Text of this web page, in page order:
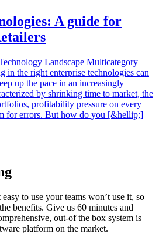
A guide for
Landscape Multicategory
in the right enterprise technologies can
up the pace in an increasingly
by shrinking time to market, the
profitability pressure on every
for errors. But how do you [&hellip;]
to use your teams won’t use it, so
benefits. Give us 60 minutes and
out-of the box system is
platform on the market.